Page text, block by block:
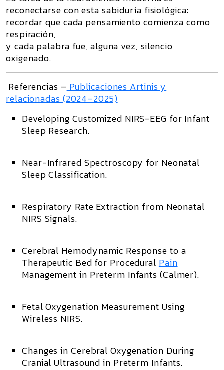
reconectarse con esta sabiduría fisiológica:
recordar que cada pensamiento comienza como
respiración,
y cada palabra fue, alguna vez, silencio
oxigenado.
Referencias – Publicaciones Artinis y
relacionadas (2024–2025)
Developing Customized NIRS-EEG for Infant
Sleep Research.
Near-Infrared Spectroscopy for Neonatal
Sleep Classification.
Respiratory Rate Extraction from Neonatal
NIRS Signals.
Cerebral Hemodynamic Response to a
Therapeutic Bed for Procedural Pain
Management in Preterm Infants (Calmer).
Fetal Oxygenation Measurement Using
Wireless NIRS.
Changes in Cerebral Oxygenation During
Cranial Ultrasound in Preterm Infants.